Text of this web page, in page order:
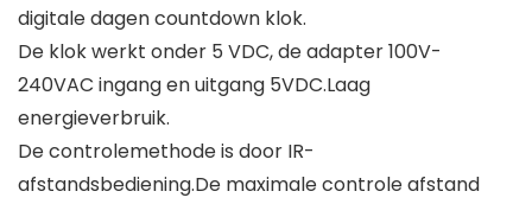
digitale dagen countdown klok.
De klok werkt onder 5 VDC, de adapter 100V-
240VAC ingang en uitgang 5VDC.Laag
energieverbruik.
De controlemethode is door IR-
afstandsbediening.De maximale controle afstand